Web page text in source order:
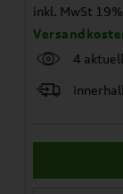
inkl. MwSt 19%
4